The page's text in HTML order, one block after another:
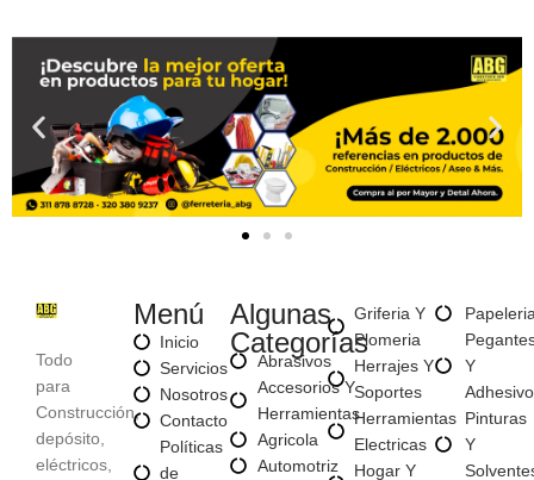
Todo
para
Construcción,
depósito,
eléctricos,
Menú
Inicio
Servicios
Nosotros
Contacto
Políticas
de
Algunas
Categorías
Abrasivos
Accesorios Y
Herramientas
Agricola
Automotriz
Griferia Y
Plomeria
Herrajes Y
Soportes
Herramientas
Electricas
Hogar Y
Y
Pinturas
Y